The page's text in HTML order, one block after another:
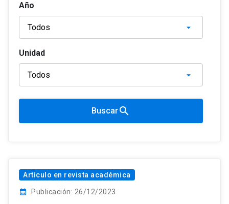
Año
Unidad
Buscarsearch
Artículo en revista académica
calendar_month Publicación: 26/12/2023